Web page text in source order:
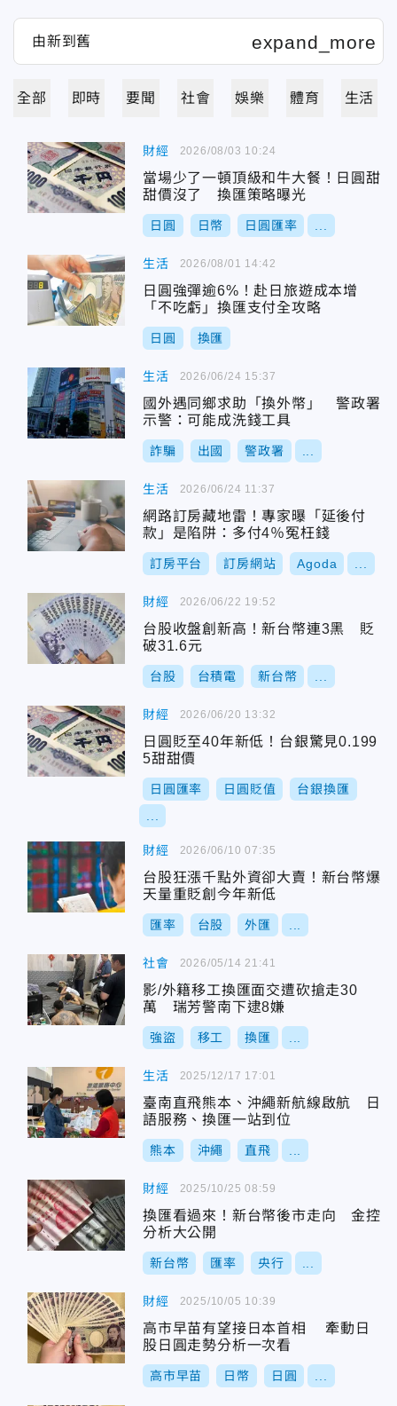
全部 即時 要聞 社會 娛樂 體育 生活
財經
當場少了一頓頂級和牛大餐！日圓甜
甜價沒了 換匯策略曝光
日圓 日幣 日圓匯率
2026/08/03 10:24
生活
日圓強彈逾6%！赴日旅遊成本增
「不吃虧」換匯支付全攻略
日圓 換匯
2026/08/01 14:42
生活
國外遇同鄉求助「換外幣」 警政署
示警：可能成洗錢工具
詐騙 出國 警政署
2026/06/24 15:37
生活
網路訂房藏地雷！專家曝「延後付
款」是陷阱：多付4％冤枉錢
訂房平台 訂房網站 Agoda
2026/06/24 11:37
財經
台股收盤創新高！新台幣連3黑 貶
破31.6元
台股 台積電 新台幣
2026/06/22 19:52
財經
日圓貶至40年新低！台銀驚見0.199
5甜甜價
日圓匯率 日圓貶值 台銀換匯
2026/06/20 13:32
財經
台股狂漲千點外資卻大賣！新台幣爆
天量重貶創今年新低
匯率 台股 外匯
2026/06/10 07:35
社會
影/外籍移工換匯面交遭砍搶走30
萬 瑞芳警南下逮8嫌
強盜 移工 換匯
2026/05/14 21:41
生活
臺南直飛熊本、沖繩新航線啟航 日
語服務、換匯一站到位
熊本 沖繩 直飛
2025/12/17 17:01
財經
換匯看過來！新台幣後市走向 金控
分析大公開
新台幣 匯率 央行
2025/10/25 08:59
財經
高市早苗有望接日本首相 牽動日
股日圓走勢分析一次看
高市早苗 日幣 日圓
2025/10/05 10:39